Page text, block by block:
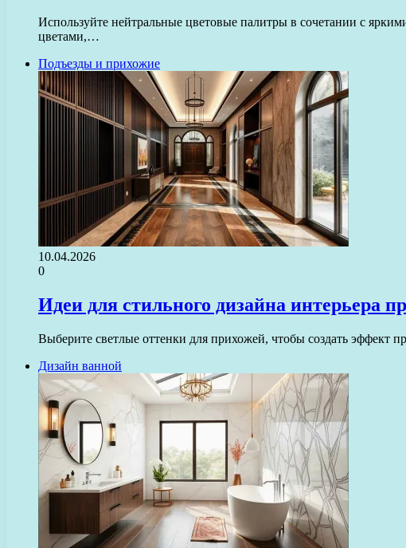
Используйте нейтральные цветовые палитры в сочетании с
цветами,…
Подъезды и прихожие
10.04.2026
0
Идеи для стильного дизайна интерьера
Выберите светлые оттенки для прихожей, чтобы создать эффект
Дизайн ванной